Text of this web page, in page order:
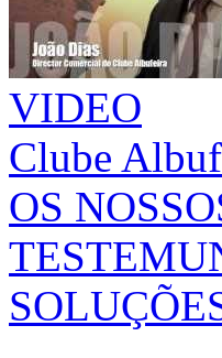
VIDEO
Clube
OS